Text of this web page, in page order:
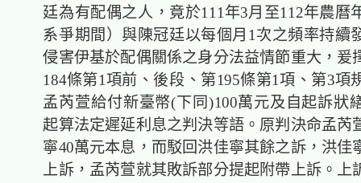
廷為有配偶之人，竟於111年3月至112年農曆
系爭期間）與陳冠廷以每個月1次之頻率持續
侵害伊基於配偶關係之身分法益情節重大， 爰
184條第1項前、後段、 第195條第1項、第3項
孟芮萱給付新臺幣(下同)100萬元及自起訴狀
起算法定遲延利息之判決等語 。 原判決命孟芮
寧40萬元本息，而駁回洪佳寧其餘之訴，洪佳
上訴，孟芮萱就其敗訴部分提起附帶上訴。上